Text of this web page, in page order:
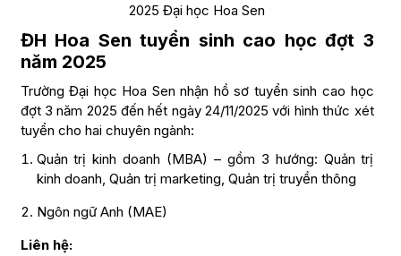
2025 Đại học Hoa Sen
ĐH Hoa Sen tuyển sinh cao học đợt 3
năm 2025
Trường Đại học Hoa Sen nhận hồ sơ tuyển sinh cao học
đợt 3 năm 2025 đến hết ngày 24/11/2025 với hình thức xét
tuyển cho hai chuyên ngành:
Quản trị kinh doanh (MBA) – gồm 3 hướng: Quản trị
kinh doanh, Quản trị marketing, Quản trị truyền thông
Ngôn ngữ Anh (MAE)
Liên hệ: